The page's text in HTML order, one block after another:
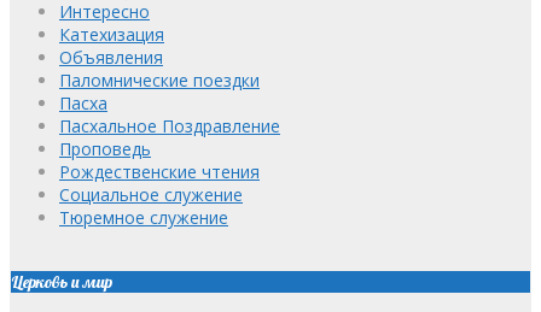
Интересно
Катехизация
Объявления
Паломнические поездки
Пасха
Пасхальное Поздравление
Проповедь
Рождественские чтения
Социальное служение
Тюремное служение
Церковь и мир